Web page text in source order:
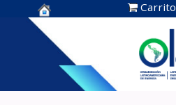
Centro de
Documentación
OLADE -
Carrito